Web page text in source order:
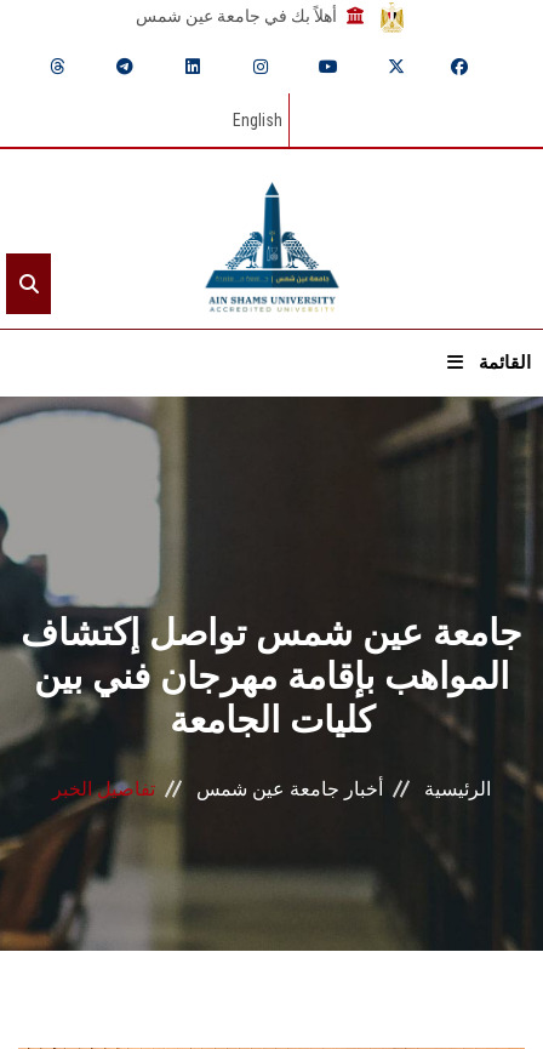
أهلاً بك في جامعة عين شمس
English
القائمة
الرئيسيـة
القطاعـات
الشئون الأكاديمية
البحث العلمي
المراكز والوحدات
الأنظمة الذكية
جامعة عين شمس تواصل إكتشاف
المواهب بإقامة مهرجان فني بين
كليات الجامعة
الرئيسية أخبار جامعة عين شمس تفاصيل الخبر